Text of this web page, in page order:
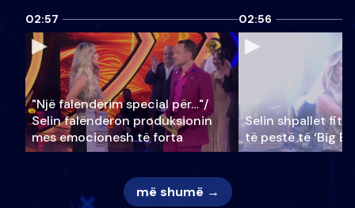
02:57
"Një falenderim special për…"/
Selin falënderon produksionin
mes emocionesh të forta
02:56
Selin shpallet
të pestë të ‘Big
më shumë →